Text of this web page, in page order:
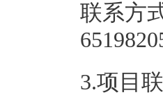
联系方
3.项目